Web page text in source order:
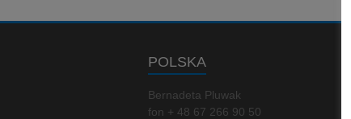
POLSKA
Bernadeta Pluwak
fon + 48 67 266 90 50